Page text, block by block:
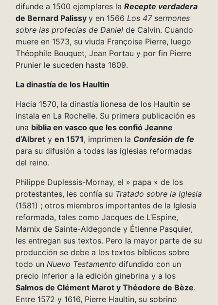
difunde a 1500 ejemplares la Recepte verdadera
de Bernard Palissy y en 1566 Los 47 sermones
sobre las profecías de Daniel de Calvin. Cuando
muere en 1573, su viuda Françoise Pierre, luego
Théophile Bouquet, Jean Portau y por fin Pierre
Prunier le suceden hasta 1609.
La dinastía de los Haultin
Hacia 1570, la dinastía lionesa de los Haultin se
instala en La Rochelle. Su primera publicación es
una biblia en vasco que les confió Jeanne
d’Albret y en 1571, imprimen la Confesión de fe
para su difusión a todas las iglesias reformadas
del reino.
Philippe Duplessis-Mornay, el » papa » de los
protestantes, les confía su Tratado sobre la Iglesia
(1581) ; otros miembros importantes de la Iglesia
reformada, tales como Jacques de L’Espine,
Marnix de Sainte-Aldegonde y Étienne Pasquier,
les entregan sus textos. Pero la mayor parte de su
producción se debe a los textos bíblicos sobre
todo un Nuevo Testamento difundido con un
precio inferior a la edición ginebrina y a los
Salmos de Clément Marot y Théodore de Bèze.
Entre 1572 y 1616, Pierre Haultin, su sobrino